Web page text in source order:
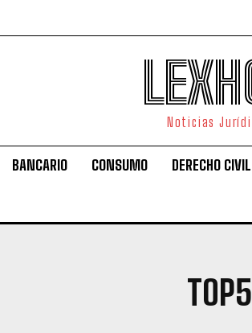
Noticias
BANCARIO CONSUMO DERECHO CIVIL
TOP5